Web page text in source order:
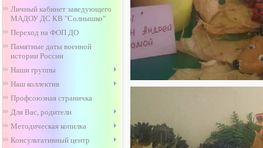
Личный кабинет заведующего
МАДОУ ДС КВ "Солнышко"
Переход на ФОП ДО
Памятные даты военной
истории России
Наши группы
Наш коллектив
Профсоюзная страничка
Для Вас, родители
Методическая копилка
Консультативный центр